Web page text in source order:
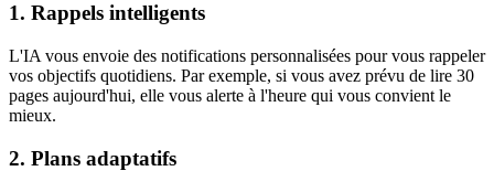
1. Rappels intelligents
L'IA vous envoie des notifications personnalisées pour vous rappeler
vos objectifs quotidiens. Par exemple, si vous avez prévu de lire 30
pages aujourd'hui, elle vous alerte à l'heure qui vous convient le
mieux.
2. Plans adaptatifs